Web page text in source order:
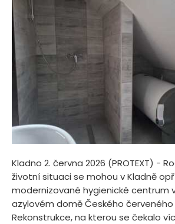
Kladno 2. června 2026 (PROTEXT) -
životní situaci se mohou v Kladně
modernizované hygienické centrum
azylovém domě Českého červeného
Rekonstrukce, na kterou se čekalo